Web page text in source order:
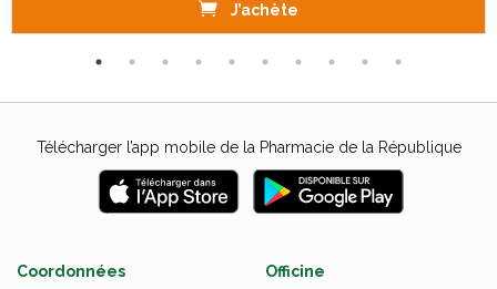
J’achète
Télécharger l’app mobile de la Pharmacie de la République
Coordonnées Officine